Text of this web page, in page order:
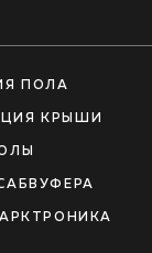
ПОЛА
КРЫШИ